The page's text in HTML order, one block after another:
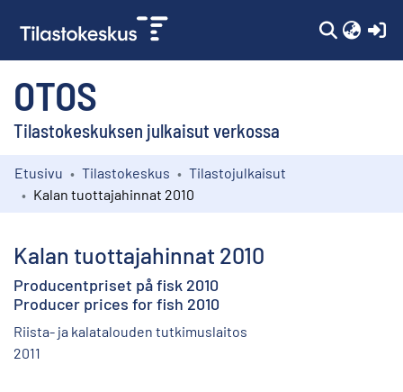
OTOS
Tilastokeskuksen julkaisut verkossa
Kokoelmat
Etusivu Tilastokeskus
Tilastojulkaisut
Kalan tuottajahinnat 2010
Kalan tuottajahinnat 2010
Producentpriset på fisk 2010
Producer prices for fish 2010
Riista- ja kalatalouden tutkimuslaitos
2011